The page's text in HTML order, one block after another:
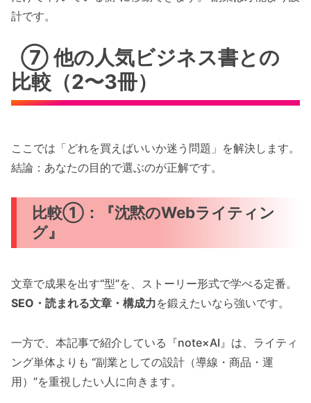
計です。
⑦ 他の人気ビジネス書との
比較（2〜3冊）
ここでは「どれを買えばいいか迷う問題」を解決します。
結論：あなたの目的で選ぶのが正解です。
比較①：『沈黙のWebライティン
グ』
文章で成果を出す“型”を、ストーリー形式で学べる定番。
SEO・読まれる文章・構成力を鍛えたいなら強いです。
一方で、本記事で紹介している『note×AI』は、ライティ
ング単体よりも “副業としての設計（導線・商品・運
用）”を重視したい人に向きます。